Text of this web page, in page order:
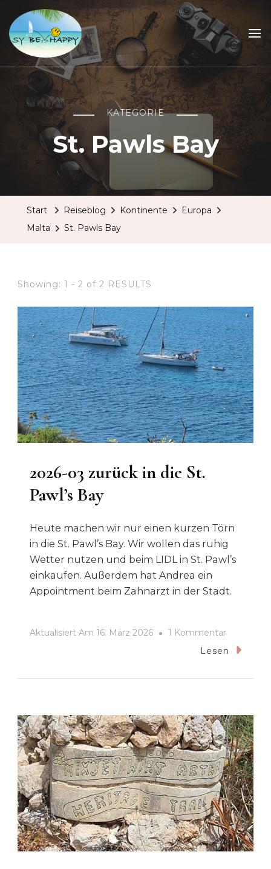
Sailing Be Happy
ein Traum wird wahr
KATEGORIE
St. Pawls Bay
Start Reiseblog Kontinente
Europa
Malta
St. Pawls Bay
Showing: 1 - 2 of 2 RESULTS
2026-03 zurück in die St.
Pawl’s Bay
Heute machen wir nur einen kurzen Törn
in die St. Pawl’s Bay. Wir wollen das ruhig
Wetter nutzen und beim LIDL in St. Pawl’s
einkaufen. Außerdem hat Andrea ein
Appointment beim Zahnarzt in der Stadt.
Aktualisiert Am 16. März 2026 1 KommentarZu
2026-
Die
St.
Pawl’s
Bay
Lesen